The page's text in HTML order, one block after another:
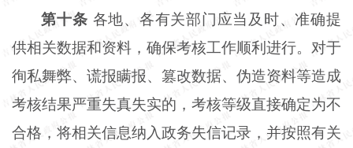
第十条 各地、各有关部门应当及时、准确提
供相关数据和资料，确保考核工作顺利进行。对于
徇私舞弊、谎报瞒报、篡改数据、伪造资料等造成
考核结果严重失真失实的，考核等级直接确定为不
合格，将相关信息纳入政务失信记录，并按照有关